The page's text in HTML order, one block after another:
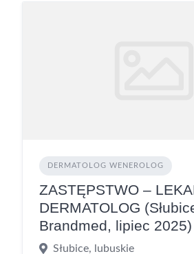
DERMATOLOG WENEROLOG
ZASTĘPSTWO –
DERMATOLOG
Brandmed, lipiec 2025)
Słubice, lubuskie